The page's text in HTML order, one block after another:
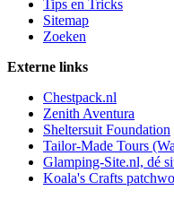
Tips en Tricks
Sitemap
Zoeken
Externe links
Chestpack.nl
Zenith Aventura
Sheltersuit Foundation
Tailor-Made Tours
Glamping-Site.nl, dé
Koala's Crafts